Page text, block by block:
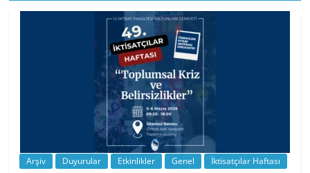
BİZ İKTİSATLILAR: İÇİMİZDEN BİRİ PROF.
…
Arşiv Duyurular Etkinlikler Genel İktisatçılar Haftası